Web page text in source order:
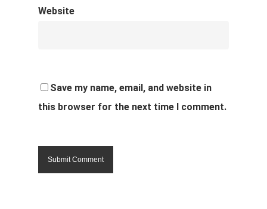
Website
Save my name, email, and website in
this browser for the next time I comment.